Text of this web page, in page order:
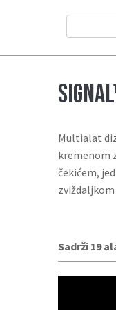
FREE™ K-serija
Multialat
kremenom
čekićem,
Sadrži 19